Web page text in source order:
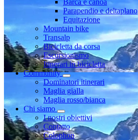
Parapendio e deltaplano
Equitazione
Mountain bike
Transalp
Bicicletta da corsa
Escursionismo
Itinerari in bicicletta
Community
Dominatori itinerari
Maglia gialla
Maglia rosso/bianca
Chi siamo
I nostri obiettivi
Contatto
Colophon